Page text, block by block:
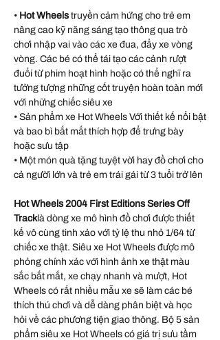
• Hot Wheelstruyền cảm hứng cho trẻ em
nâng cao kỹ năng sáng tạo thông qua trò
chơi nhập vai vào các xe đua, đẩy xe vòng
vòng. Các bé có thể tái tạo các cảnh rượt
đuổi từ phim hoạt hình hoặc có thể nghĩ ra
tưởng tượng những cốt truyện hoàn toàn mới
với những chiếc siêu xe
• Sản phẩm xe Hot Wheels Với thiết kế nổi bật
và bao bì bắt mắt thích hợp để trưng bày
hoặc sưu tập
• Một món quà tặng tuyệt vời hay đồ chơi cho
cả người lớn và trẻ em trái gái từ 3 tuổi trở lên
Hot Wheels 2004 First Editions Series Off
Tracklà dòng xe mô hình đồ chơi được thiết
kế vô cùng tinh xảo với tỷ lệ thu nhỏ 1/64 từ
chiếc xe thật. Siêu xe Hot Wheels được mô
phỏng chính xác với hình ảnh xe thật màu
sắc bắt mắt, xe chạy nhanh và mượt, Hot
Wheels có rất nhiều mẫu xe sẽ làm các bé
thích thú chơi và dễ dàng phân biệt và học
hỏi về các phương tiện giao thông. Bộ 5 sản
phẩm siêu xe Hot Wheels có giá trị sưu tầm